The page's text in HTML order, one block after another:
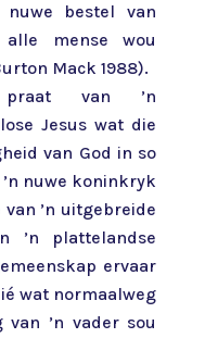
nuwe bestel van
mense wou
Mack 1988).
van ’n
Jesus wat die
van God in so
nuwe koninkryk
’n uitgebreide
’n plattelandse
ervaar
wat normaalweg
’n vader sou